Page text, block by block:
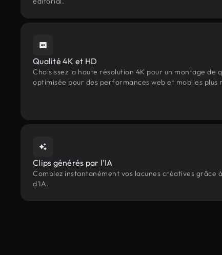
Qualité 4K et HD
Choisissez la haute résolution 4K pour un montage de
optimisée pour des performances web et mobiles plus
Clips générés par l'IA
Comblez instantanément vos lacunes créatives grâce
d'IA.